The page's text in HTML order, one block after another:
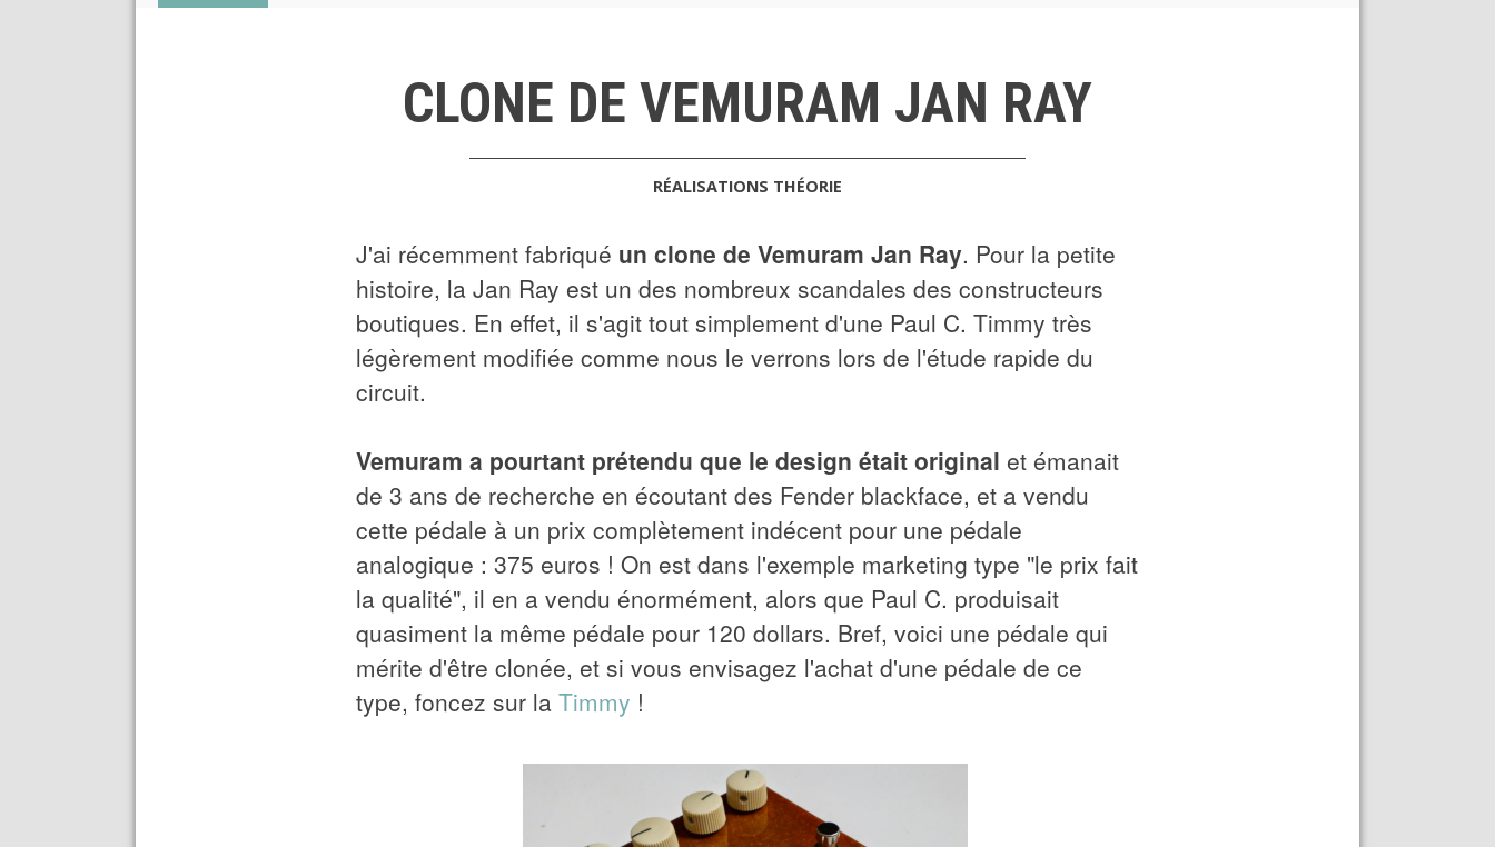
CLONE DE VEMURAM JAN RAY
RÉALISATIONS THÉORIE
J'ai récemment fabriqué un clone de Vemuram Jan Ray. Pour la petite
histoire, la Jan Ray est un des nombreux scandales des constructeurs
boutiques. En effet, il s'agit tout simplement d'une Paul C. Timmy très
légèrement modifiée comme nous le verrons lors de l'étude rapide du
circuit.
Vemuram a pourtant prétendu que le design était original et émanait
de 3 ans de recherche en écoutant des Fender blackface, et a vendu
cette pédale à un prix complètement indécent pour une pédale
analogique : 375 euros ! On est dans l'exemple marketing type "le prix fait
la qualité", il en a vendu énormément, alors que Paul C. produisait
quasiment la même pédale pour 120 dollars. Bref, voici une pédale qui
mérite d'être clonée, et si vous envisagez l'achat d'une pédale de ce
type, foncez sur la Timmy !